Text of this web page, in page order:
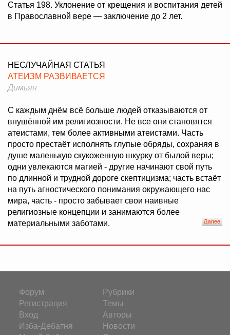
Статья 198. Уклонение от крещения и воспитания детей
в Православной вере — заключение до 2 лет.
НЕСЛУЧАЙНАЯ СТАТЬЯ
АТЕИЗМ РАЗВИВАЕТСЯ
Димьян
С каждым днём всё больше людей отказываются от
внушённой им религиозности. Не все они становятся
атеистами, тем более активными атеистами. Часть
просто престаёт исполнять глупые обряды, сохраняя в
душе маленькую скукоженную шкурку от былой веры;
одни увлекаются магией - другие начинают свой путь
по длинной и трудной дороге скептицизма; часть встаёт
на путь агностического понимания окружающего нас
мира, часть - просто забывает свои наивные
религиозные концепции и занимаются более
материальными заботами.
Форум
Регистрация
Вход
Изба-Дебатня
Рубрики
Темы
Авторы
Новости